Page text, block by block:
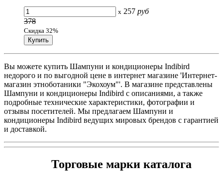
x 257 руб
378
Скидка 32%
Вы можете купить Шампуни и кондиционеры Indibird
недорого и по выгодной цене в интернет магазине 'Интернет-
магазин этноботаники "Экохоум"'. В магазине представлены
Шампуни и кондиционеры Indibird с описаниями, а также
подробные технические характеристики, фотографии и
отзывы посетителей. Мы предлагаем Шампуни и
кондиционеры Indibird ведущих мировых брендов с гарантией
и доставкой.
Торговые марки каталога